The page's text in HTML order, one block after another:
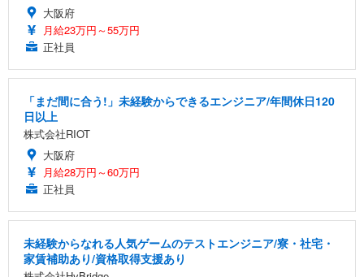
大阪府
月給23万円～55万円
正社員
「まだ間に合う!」未経験からできるエンジニア/年間休日120
日以上
株式会社RIOT
大阪府
月給28万円～60万円
正社員
未経験からなれる人気ゲームのテストエンジニア/寮・社宅・
家賃補助あり/資格取得支援あり